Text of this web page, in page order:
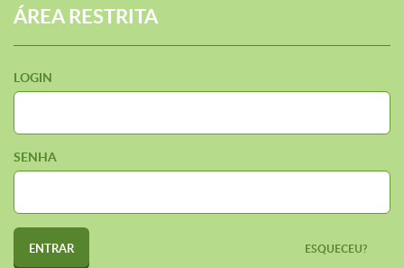
ÁREA RESTRITA
LOGIN
SENHA
ENTRAR ESQUECEU?